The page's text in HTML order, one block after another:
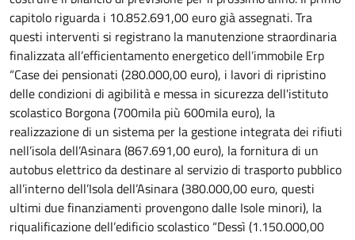
capitolo riguarda i 10.852.691,00 euro già assegnati. Tra
questi interventi si registrano la manutenzione straordinaria
finalizzata all’efficientamento energetico dell’immobile Erp
“Case dei pensionati (280.000,00 euro), i lavori di ripristino
delle condizioni di agibilità e messa in sicurezza dell'istituto
scolastico Borgona (700mila più 600mila euro), la
realizzazione di un sistema per la gestione integrata dei rifiuti
nell’isola dell’Asinara (867.691,00 euro), la fornitura di un
autobus elettrico da destinare al servizio di trasporto pubblico
all’interno dell’Isola dell’Asinara (380.000,00 euro, questi
ultimi due finanziamenti provengono dalle Isole minori), la
riqualificazione dell’edificio scolastico “Dessì (1.150.000,00